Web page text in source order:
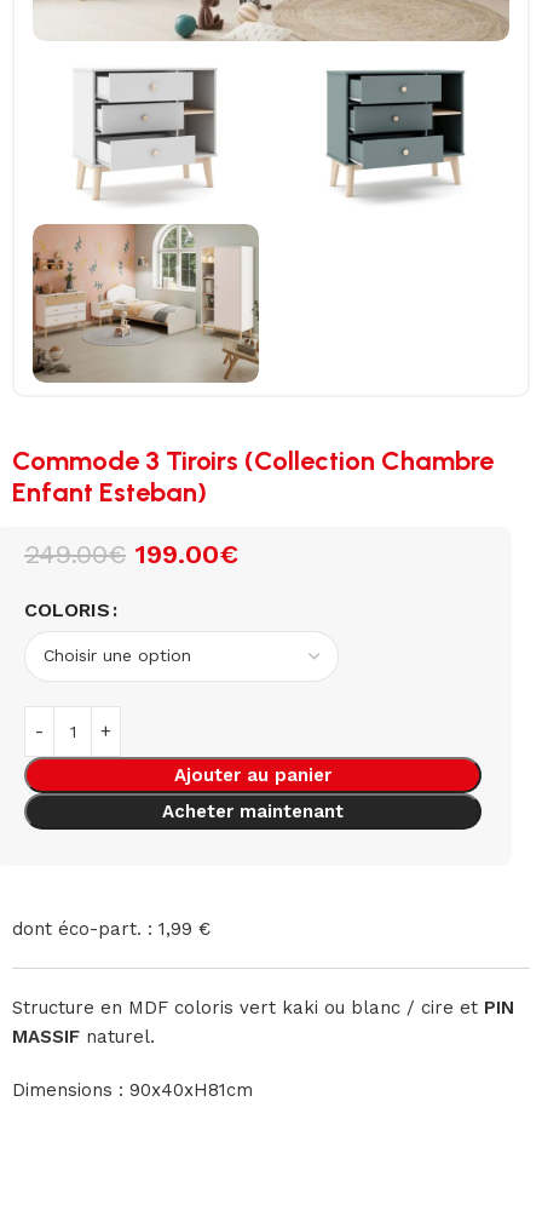
Commode 3 Tiroirs (Collection Chambre
Enfant Esteban)
249.00€ 199.00€
COLORIS
Ajouter au panier
Acheter maintenant
dont éco-part. : 1,99 €
Structure en MDF coloris vert kaki ou blanc / cire et PIN
MASSIF naturel.
Dimensions : 90x40xH81cm